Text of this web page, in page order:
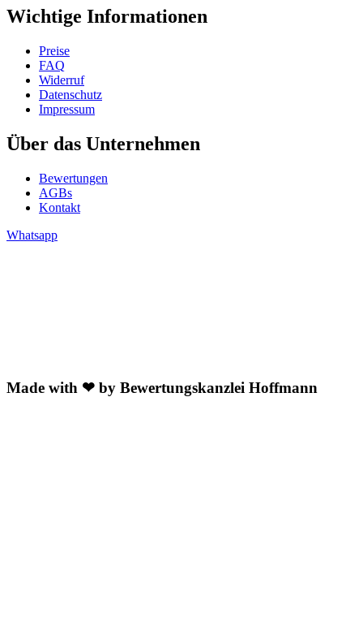
Wichtige Informationen
Preise
FAQ
Widerruf
Datenschutz
Impressum
Über das Unternehmen
Bewertungen
AGBs
Kontakt
Whatsapp
Made with ❤ by Bewertungskanzlei Hoffmann